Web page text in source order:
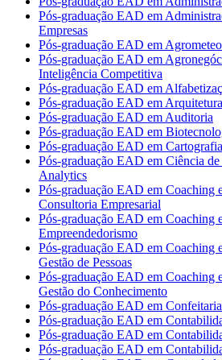
Pós-graduação EAD em
Empresas
Pós-graduação EAD em
Pós-graduação EAD em
Inteligência Competitiva
Pós-graduação EAD em
Pós-graduação EAD em
Pós-graduação EAD em Auditoria
Pós-graduação EAD em
Pós-graduação EAD em
Pós-graduação EAD em Ciência
Analytics
Pós-graduação EAD em Coaching
Consultoria Empresarial
Pós-graduação EAD em Coaching
Empreendedorismo
Pós-graduação EAD em Coaching
Gestão de Pessoas
Pós-graduação EAD em Coaching
Gestão do Conhecimento
Pós-graduação EAD em
Pós-graduação EAD em
Pós-graduação EAD em
Pós-graduação EAD em